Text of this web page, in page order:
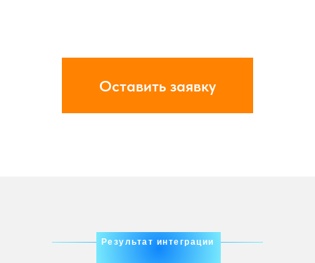
Оставить заявку
Результат интеграции